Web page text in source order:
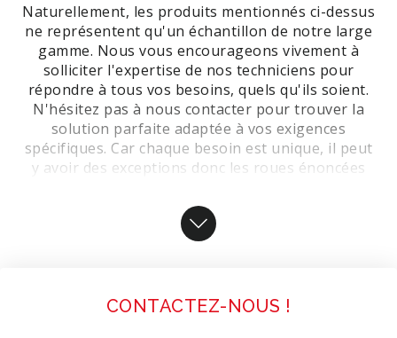
Naturellement, les produits mentionnés ci-dessus
ne représentent qu'un échantillon de notre large
gamme. Nous vous encourageons vivement à
solliciter l'expertise de nos techniciens pour
répondre à tous vos besoins, quels qu'ils soient.
N'hésitez pas à nous contacter pour trouver la
solution parfaite adaptée à vos exigences
spécifiques. Car chaque besoin est unique, il peut
y avoir des exceptions donc les roues énoncées
à vos attentes.
CONTACTEZ-NOUS !